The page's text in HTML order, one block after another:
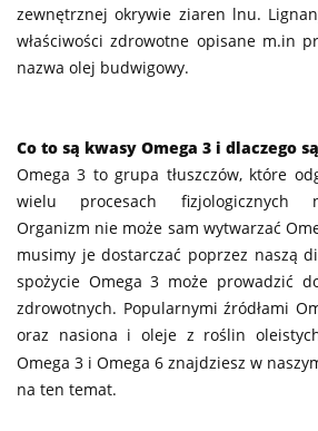
zewnętrznej okrywie ziaren lnu.
właściwości zdrowotne opisane m.in
nazwa olej budwigowy.
Co to są kwasy Omega 3 i dlaczego
Omega 3 to grupa tłuszczów, które
wielu procesach fizjologicznych
Organizm nie może sam wytwarzać
musimy je dostarczać poprzez naszą
spożycie Omega 3 może prowadzić
zdrowotnych. Popularnymi źródłami
oraz nasiona i oleje z roślin
Omega 3 i Omega 6 znajdziesz w
na ten temat.